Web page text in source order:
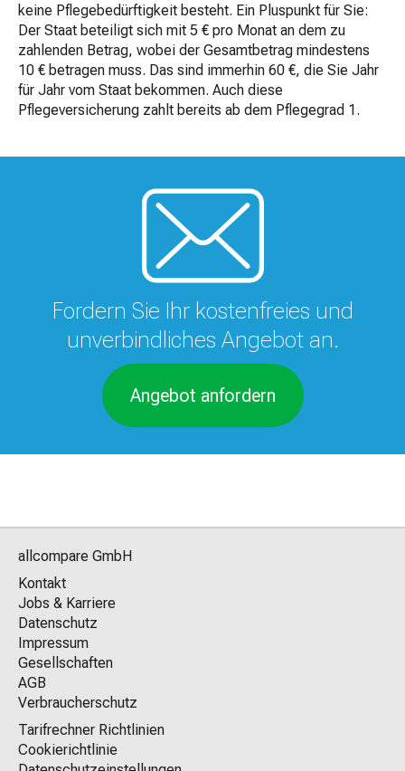
keine Pflegebedürftigkeit besteht. Ein Pluspunkt für Sie:
Der Staat beteiligt sich mit 5 € pro Monat an dem zu
zahlenden Betrag, wobei der Gesamtbetrag mindestens
10 € betragen muss. Das sind immerhin 60 €, die Sie Jahr
für Jahr vom Staat bekommen. Auch diese
Pflegeversicherung zahlt bereits ab dem Pflegegrad 1.
Fordern Sie Ihr kostenfreies und
unverbindliches Angebot an.
Angebot anfordern
allcompare GmbH
Kontakt
Jobs & Karriere
Datenschutz
Impressum
Gesellschaften
AGB
Verbraucherschutz
Tarifrechner Richtlinien
Cookierichtlinie